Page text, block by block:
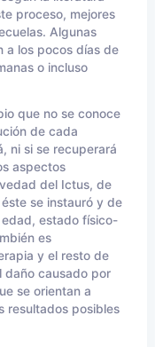
proceso, mejores
Algunas
a los pocos días de
o incluso
que no se conoce
de cada
ni si se recuperará
aspectos
del Ictus, de
se instauró y de
estado físico-
es
y el resto de
daño causado por
se orientan a
resultados posibles